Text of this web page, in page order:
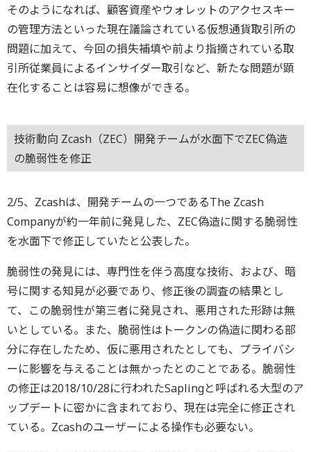
そのようになれば、顧客資産やウォレットのアクセスキー
の管理方法といった現在議論されている仮想通貨取引所の
問題に加えて、今回の損失補填や前より指摘されている取
引所従業員によるインサイダー取引など、新たな問題が顕
在化することは容易に想像ができる。
技術動向 Zcash（ZEC）開発チームが水面下でZEC偽造
の脆弱性を修正
2/5、Zcashは、開発チームの一つであるThe Zcash
Companyが約一年前に発見した、ZEC偽造に関する脆弱性
を水面下で修正していたと公表した。
脆弱性の発見には、専門性を伴う高度な技術、および、暗
号に関する知見が必要であり、修正後の調査の結果とし
て、この脆弱性が第三者に発見され、悪用された形跡は無
いとしている。また、脆弱性はトークンの偽造に関わる部
分に存在したため、仮に悪用されたとしても、プライバシ
ーに影響を与えることは無かったとのことである。脆弱性
の修正は2018/10/28に行われたSaplingと呼ばれる大型のア
ップデートに密かに含まれており、現在は完全に修正され
ている。Zcashのユーザーによる操作も必要ない。